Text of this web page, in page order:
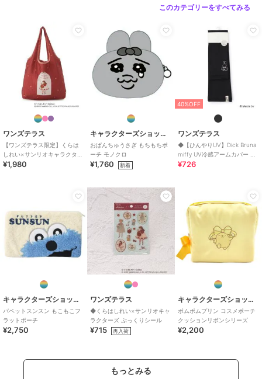
このカテゴリーをすべてみる
ワンズテラス
【ワンズテラス限定】くらは
しれい×サンリオキャラクター
ズ エコバッグ
¥1,980
キャラクターズショップ ラフラフ
おぱんちゅうさぎ もちもちポ
ーチ モノクロ
¥1,760 新着
40%OFF
ワンズテラス
◆【ひんやりUV】Dick Bruna
miffy UV冷感アームカバー ミ
ッフィーワーク
¥726
キャラクターズショップ ラフラフ
パペットスンスン もこもこフ
ラットポーチ
¥2,750
ワンズテラス
◆くらはしれい×サンリオキャ
ラクターズ ぷっくりシール
¥715 再入荷
キャラクターズショップ ラフラフ
ポムポムプリン コスメポーチ
クッションリボンシリーズ
¥2,200
もっとみる